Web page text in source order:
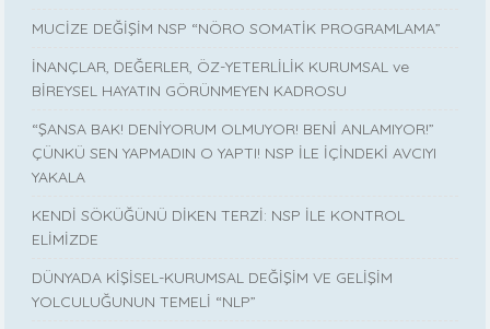
MUCİZE DEĞİŞİM NSP “NÖRO SOMATİK PROGRAMLAMA”
İNANÇLAR, DEĞERLER, ÖZ-YETERLİLİK KURUMSAL ve
BİREYSEL HAYATIN GÖRÜNMEYEN KADROSU
“ŞANSA BAK! DENİYORUM OLMUYOR! BENİ ANLAMIYOR!”
ÇÜNKÜ SEN YAPMADIN O YAPTI! NSP İLE İÇİNDEKİ AVCIYI
YAKALA
KENDİ SÖKÜĞÜNÜ DİKEN TERZİ: NSP İLE KONTROL
ELİMİZDE
DÜNYADA KİŞİSEL-KURUMSAL DEĞİŞİM VE GELİŞİM
YOLCULUĞUNUN TEMELİ “NLP”